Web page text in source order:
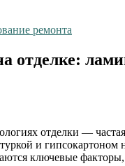
ремонта
отделке:
и гипсокартоном
ключевые